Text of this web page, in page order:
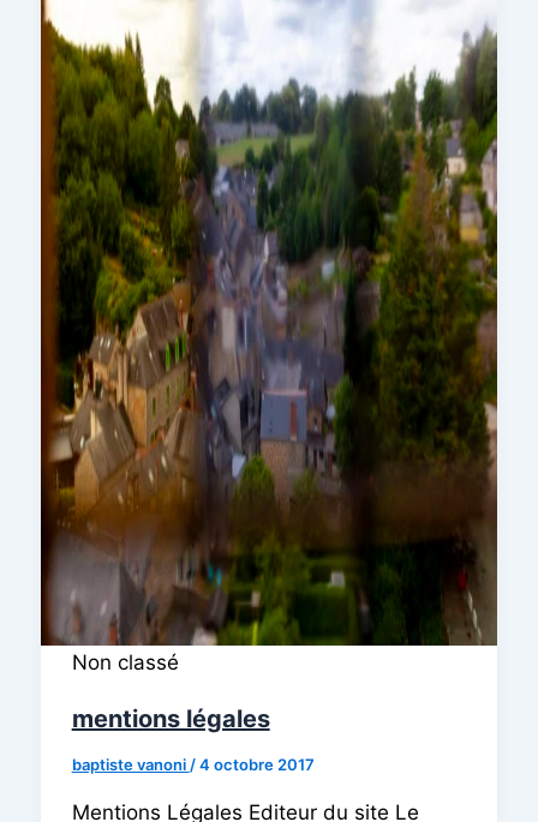
Non classé
mentions légales
baptiste vanoni /4 octobre 2017
Mentions Légales Editeur du site Le